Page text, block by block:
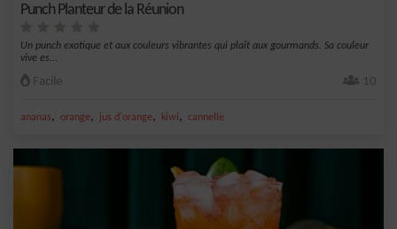
Punch Planteur de la Réunion
Un punch exotique et aux couleurs vibrantes qui plaît aux gourmands. Sa couleur
vive es...
Facile 10
ananas, orange, jus d'orange, kiwi, cannelle